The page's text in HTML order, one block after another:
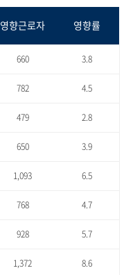
영향근로자 영향률
660 3.8
782 4.5
479 2.8
650 3.9
1,093 6.5
768 4.7
928 5.7
1,372 8.6